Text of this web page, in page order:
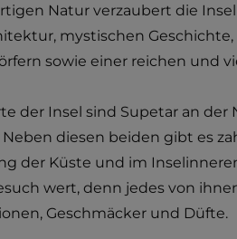
Natur verzaubert die
mystischen
sowie einer reichen und
der Insel sind Supetar an der
diesen beiden gibt es
der Küste und im
wert, denn jedes von
Geschmäcker und Düfte.